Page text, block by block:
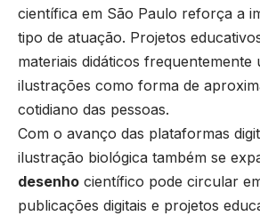
científica em São Paulo reforça a
tipo de atuação. Projetos
materiais didáticos frequentemente
ilustrações como forma de
cotidiano das pessoas.
Com o avanço das plataformas
ilustração biológica também se
desenho científico pode circular
publicações digitais e projetos